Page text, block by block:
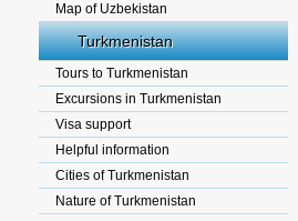
Map of Uzbekistan
Turkmenistan
Tours to Turkmenistan
Excursions in Turkmenistan
Visa support
Helpful information
Cities of Turkmenistan
Nature of Turkmenistan